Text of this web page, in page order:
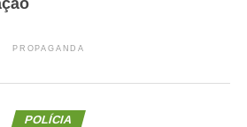
PROPAGANDA
POLÍCIA